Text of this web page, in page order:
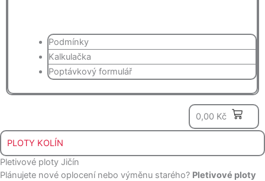
Podmínky
Kalkulačka
Poptávkový formulář
0,00 Kč
PLOTY KOLÍN
Pletivové ploty Jičín
Plánujete nové oplocení nebo výměnu starého? Pletivové ploty